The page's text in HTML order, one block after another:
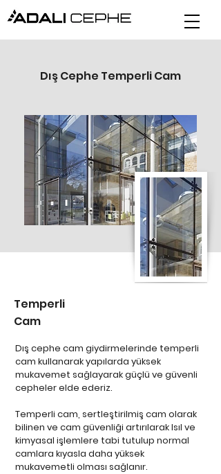
Dış Cephe Temperli Cam
Temperli
Cam
Dış cephe cam giydirmelerinde temperli
cam kullanarak yapılarda yüksek
mukavemet sağlayarak güçlü ve güvenli
cepheler elde ederiz.
Temperli cam, sertleştirilmiş cam olarak
bilinen ve cam güvenliği artırılarak Isıl ve
kimyasal işlemlere tabi tutulup normal
camlara kıyasla daha yüksek
mukavemetli olması sağlanır.